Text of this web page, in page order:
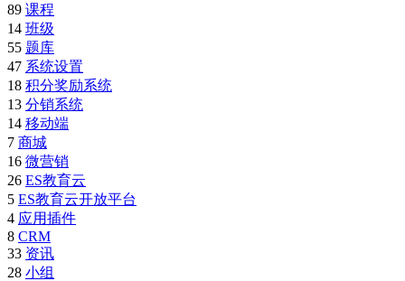
89 课程
14 班级
55 题库
47 系统设置
18 积分奖励系统
13 分销系统
14 移动端
7 商城
16 微营销
26 ES教育云
5 ES教育云开放平台
4 应用插件
8 CRM
33 资讯
28 小组